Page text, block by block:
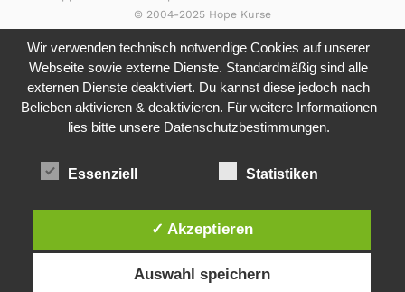
© 2004-2025 Hope Kurse
Wir verwenden technisch notwendige Cookies auf unserer
Webseite sowie externe Dienste. Standardmäßig sind alle
externen Dienste deaktiviert. Du kannst diese jedoch nach
Belieben aktivieren & deaktivieren. Für weitere Informationen
lies bitte unsere Datenschutzbestimmungen.
Essenziell Statistiken
✓ Akzeptieren
Auswahl speichern